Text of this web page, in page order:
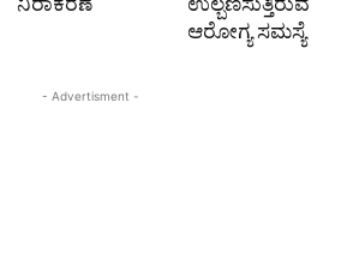
ಆರೋಗ್ಯ ಸಮಸ್ಯೆ
- Advertisment -